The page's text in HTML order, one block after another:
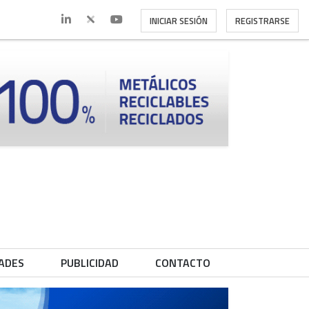
INICIAR SESIÓN REGISTRARSE
PUBLICIDAD CONTACTO